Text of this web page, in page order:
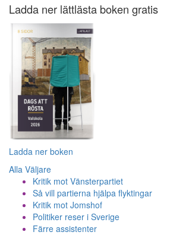
Ladda ner lättlästa boken gratis
Ladda ner boken
Alla Väljare
Kritik mot Vänsterpartiet
Så vill partierna hjälpa flyktingar
Kritik mot Jomshof
Politiker reser i Sverige
Färre assistenter